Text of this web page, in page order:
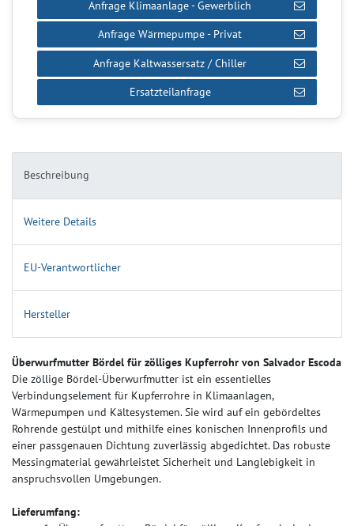
Beschreibung
Weitere Details
EU-Verantwortlicher
Hersteller
Überwurfmutter Bördel für zölliges Kupferrohr von Salvador Escoda
Die zöllige Bördel‑Überwurfmutter ist ein essentielles
Verbindungselement für Kupferrohre in Klimaanlagen,
Wärmepumpen und Kältesystemen. Sie wird auf ein gebördeltes
Rohrende gestülpt und mithilfe eines konischen Innenprofils und
einer passgenauen Dichtung zuverlässig abgedichtet. Das robuste
Messingmaterial gewährleistet Sicherheit und Langlebigkeit in
anspruchsvollen Umgebungen.
Lieferumfang:
Anfrage Klimaanlage - Gewerblich
Anfrage Wärmepumpe - Privat
Anfrage Kaltwassersatz / Chiller
Ersatzteilanfrage